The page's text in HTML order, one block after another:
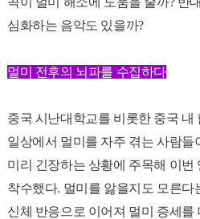
심화하는 음악도 있을까?
멀미 전후의 뇌파를 수집하다
중국 시난대학교를 비롯한 중국 내
일상에서 멀미를 자주 겪는 사람들
미리 긴장하는 상황에 주목해 이번
착수했다. 멀미를 앓을지도 모른다
신체 반응으로 이어져 멀미 증세를